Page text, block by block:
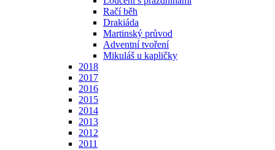
Račí běh
Drakiáda
Martinský průvod
Adventní tvoření
Mikuláš u kapličky
2018
2017
2016
2015
2014
2013
2012
2011